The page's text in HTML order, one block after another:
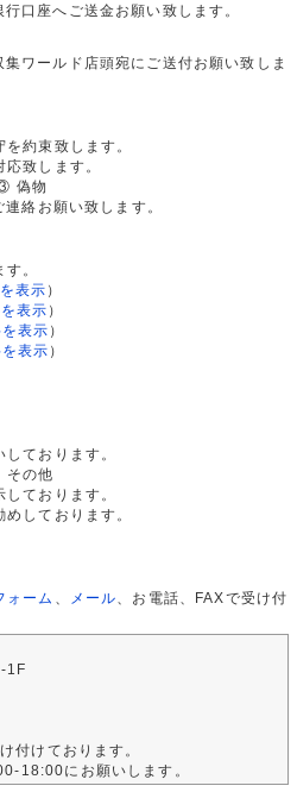
口座へご送金お願い致します。
ワールド店頭宛にご送付お願い致しま
約束致します。
致します。
偽物
絡お願い致します。
。
表示 ）
表示 ）
表示 ）
表示 ）
ております。
その他
ております。
しております。
ォーム メール 、お電話、FAXで受け付
1F
付けております。
18:00にお願いします。